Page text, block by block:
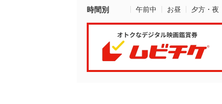
時間別 午前中 お昼 夕方・夜